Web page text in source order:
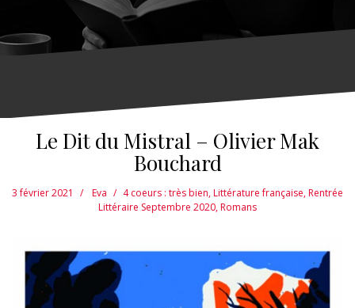
Le Dit du Mistral – Olivier Mak
Bouchard
3 février 2021 Eva 4 coeurs : très bien,Littérature française,Rentrée
Littéraire Septembre 2020,Romans